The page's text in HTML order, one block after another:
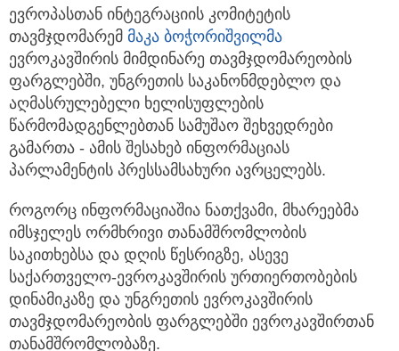
ევროპასთან ინტეგრაციის კომიტეტის
თავმჯდომარემ მაკა ბოჭორიშვილმა
ევროკავშირის მიმდინარე თავმჯდომარეობის
ფარგლებში, უნგრეთის საკანონმდებლო და
აღმასრულებელი ხელისუფლების
წარმომადგენლებთან სამუშაო შეხვედრები
გამართა - ამის შესახებ ინფორმაციას
პარლამენტის პრესსამსახური ავრცელებს.
როგორც ინფორმაციაშია ნათქვამი, მხარეებმა
იმსჯელეს ორმხრივი თანამშრომლობის
საკითხებსა და დღის წესრიგზე, ასევე
საქართველო-ევროკავშირის ურთიერთობების
დინამიკაზე და უნგრეთის ევროკავშირის
თავმჯდომარეობის ფარგლებში ევროკავშირთან
თანამშრომლობაზე.